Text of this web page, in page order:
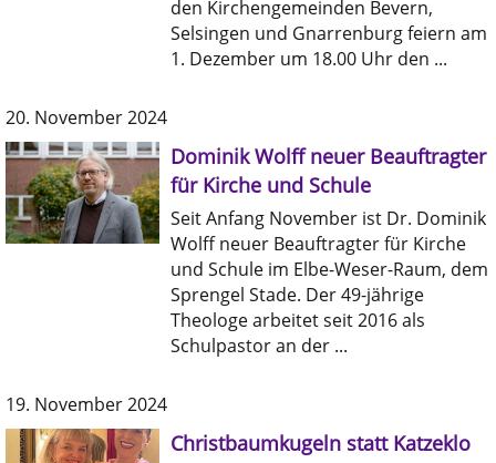
den Kirchengemeinden Bevern,
Selsingen und Gnarrenburg feiern am
1. Dezember um 18.00 Uhr den ...
20. November 2024
Dominik Wolff neuer Beauftragter
für Kirche und Schule
Seit Anfang November ist Dr. Dominik
Wolff neuer Beauftragter für Kirche
und Schule im Elbe-Weser-Raum, dem
Sprengel Stade. Der 49-jährige
Theologe arbeitet seit 2016 als
Schulpastor an der ...
19. November 2024
Christbaumkugeln statt Katzeklo